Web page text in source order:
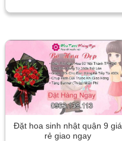
Đặt hoa sinh nhật quận 9 giá
rẻ giao ngay